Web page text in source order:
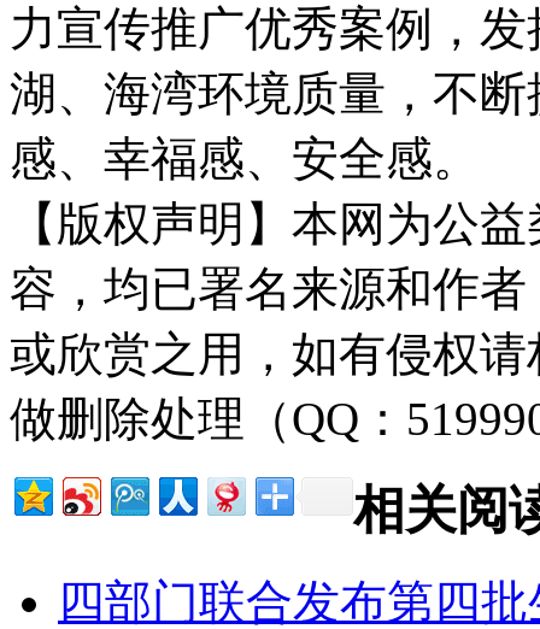
力宣传推广优秀案例，
湖、海湾环境质量，不
感、幸福感、安全感。
【版权声明】本网为公
容，均已署名来源和作
或欣赏之用，如有侵权
做删除处理（QQ：
相关阅
四部门联合发布第四